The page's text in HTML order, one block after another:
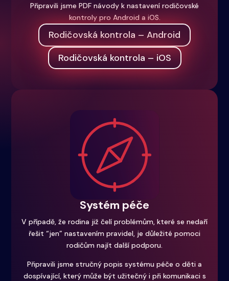
Připravili jsme PDF návody k nastavení rodičovské
kontroly pro Android a iOS.
Rodičovská kontrola – Android
Rodičovská kontrola – iOS
Systém péče
V případě, že rodina již čelí problémům, které se nedaří
řešit “jen” nastavením pravidel, je důležité pomoci
rodičům najít další podporu.
Připravili jsme stručný popis systému péče o děti a
dospívající, který může být užitečný i při komunikaci s